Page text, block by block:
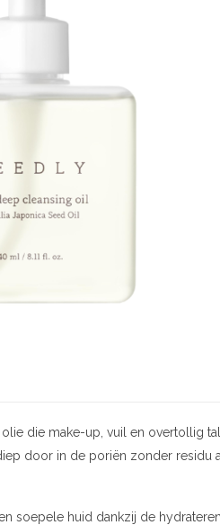
die make-up, vuil en overtollig
door in de poriën zonder residu
soepele huid dankzij de